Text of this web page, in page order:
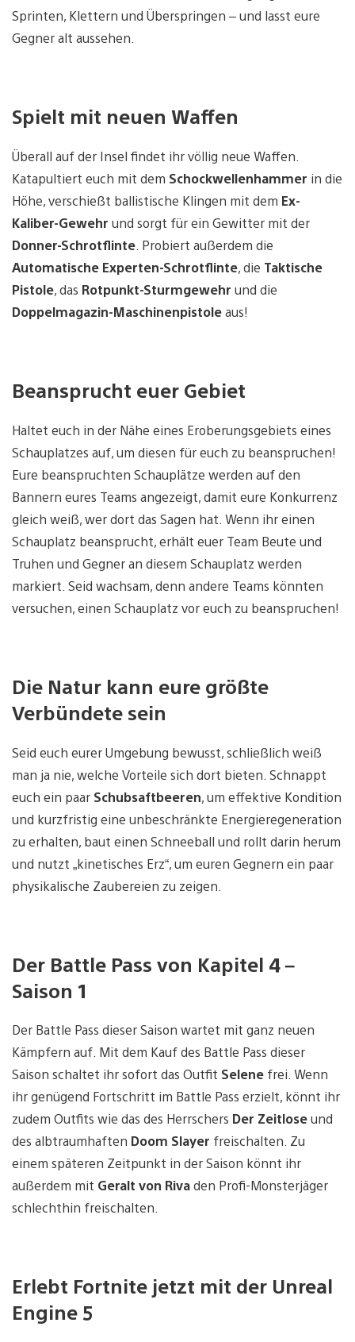
Sprinten, Klettern und Überspringen – und lasst eure
Gegner alt aussehen.
Spielt mit neuen Waffen
Überall auf der Insel findet ihr völlig neue Waffen.
Katapultiert euch mit dem Schockwellenhammer in die
Höhe, verschießt ballistische Klingen mit dem Ex-
Kaliber-Gewehr und sorgt für ein Gewitter mit der
Donner-Schrotflinte . Probiert außerdem die
Automatische Experten-Schrotflinte, die Taktische
Pistole, das Rotpunkt-Sturmgewehr und die
Doppelmagazin-Maschinenpistoleaus!
Beansprucht euer Gebiet
Haltet euch in der Nähe eines Eroberungsgebiets eines
Schauplatzes auf, um diesen für euch zu beanspruchen!
Eure beanspruchten Schauplätze werden auf den
Bannern eures Teams angezeigt, damit eure Konkurrenz
gleich weiß, wer dort das Sagen hat. Wenn ihr einen
Schauplatz beansprucht, erhält euer Team Beute und
Truhen und Gegner an diesem Schauplatz werden
markiert. Seid wachsam, denn andere Teams könnten
versuchen, einen Schauplatz vor euch zu beanspruchen!
Die Natur kann eure größte
Verbündete sein
Seid euch eurer Umgebung bewusst, schließlich weiß
man ja nie, welche Vorteile sich dort bieten. Schnappt
euch ein paar Schubsaftbeeren, um effektive Kondition
und kurzfristig eine unbeschränkte Energieregeneration
zu erhalten, baut einen Schneeball und rollt darin herum
und nutzt „kinetisches Erz“, um euren Gegnern ein paar
physikalische Zaubereien zu zeigen.
Der Battle Pass von Kapitel 4 –
Saison 1
Der Battle Pass dieser Saison wartet mit ganz neuen
Kämpfern auf. Mit dem Kauf des Battle Pass dieser
Saison schaltet ihr sofort das Outfit Selene frei. Wenn
ihr genügend Fortschritt im Battle Pass erzielt, könnt ihr
zudem Outfits wie das des Herrschers Der Zeitloseund
des albtraumhaften Doom Slayer freischalten. Zu
einem späteren Zeitpunkt in der Saison könnt ihr
außerdem mit Geralt von Rivaden Profi-Monsterjäger
schlechthin freischalten.
Erlebt Fortnite jetzt mit der Unreal
Engine 5